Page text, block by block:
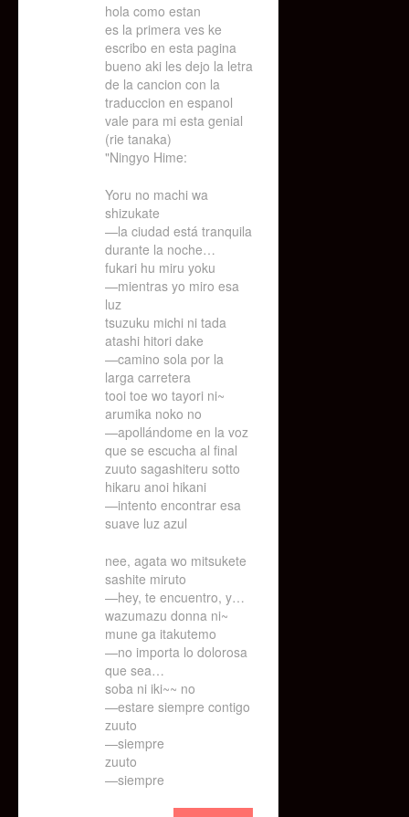
hola como estan
es la primera ves ke
escribo en esta pagina
bueno aki les dejo la letra
de la cancion con la
traduccion en espanol
vale para mi esta genial
(rie tanaka)
"Ningyo Hime:
Yoru no machi wa
shizukate
—la ciudad está tranquila
durante la noche…
fukari hu miru yoku
—mientras yo miro esa
luz
tsuzuku michi ni tada
atashi hitori dake
—camino sola por la
larga carretera
tooi toe wo tayori ni~
arumika noko no
—apollándome en la voz
que se escucha al final
zuuto sagashiteru sotto
hikaru anoi hikani
—intento encontrar esa
suave luz azul
nee, agata wo mitsukete
sashite miruto
—hey, te encuentro, y…
wazumazu donna ni~
mune ga itakutemo
—no importa lo dolorosa
que sea…
soba ni iki~~ no
—estare siempre contigo
zuuto
—siempre
zuuto
—siempre